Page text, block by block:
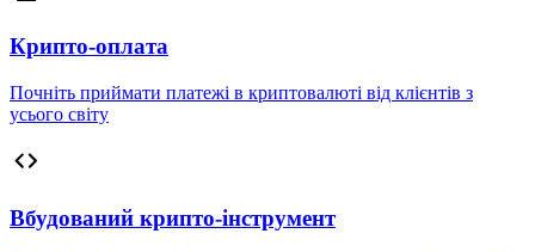
Крипто-оплата
Почніть приймати платежі в криптовалюті від клієнтів з
усього світу
Вбудований крипто-інструмент